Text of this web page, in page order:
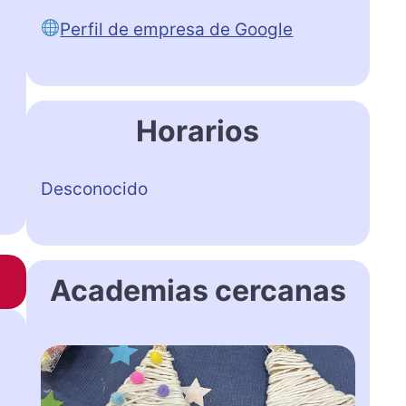
Perfil de empresa de Google
Horarios
Desconocido
Academias cercanas
A
c
a